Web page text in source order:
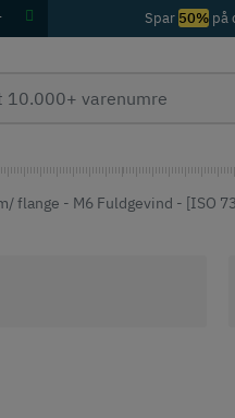
Spar 50% på
flange - M6 Fuldgevind - [ISO